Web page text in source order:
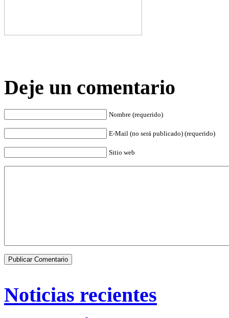
Deje un comentario
Nombre (requerido)
E-Mail (no será publicado) (requerido)
Sitio web
Noticias recientes